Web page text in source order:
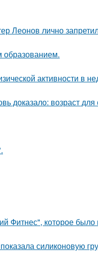
Леонов лично
образованием.
активности в
доказало: возраст для
Фитнес", которое
силиконовую